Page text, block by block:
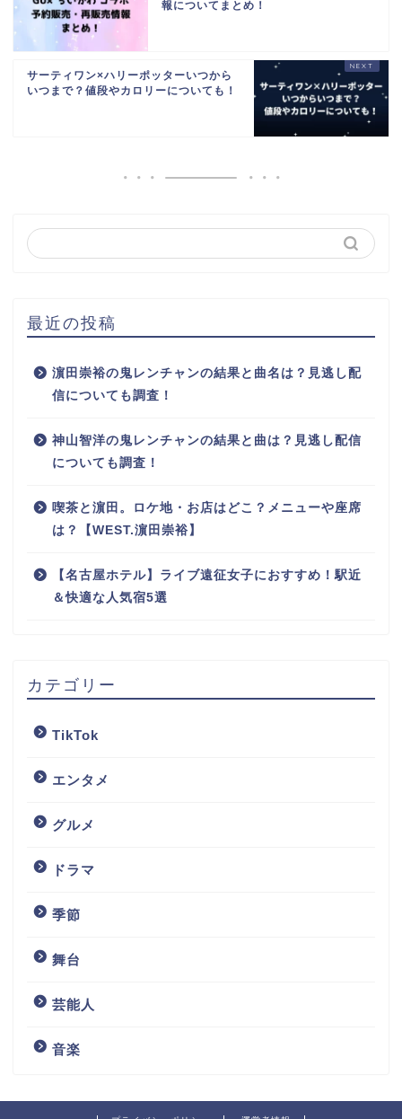
報についてまとめ！
サーティワン×ハリーポッターいつから
いつまで？値段やカロリーについても！
最近の投稿
濵田崇裕の鬼レンチャンの結果と曲名は？見逃し配
信についても調査！
神山智洋の鬼レンチャンの結果と曲は？見逃し配信
についても調査！
喫茶と濵田。ロケ地・お店はどこ？メニューや座席
は？【WEST.濵田崇裕】
【名古屋ホテル】ライブ遠征女子におすすめ！駅近
＆快適な人気宿5選
カテゴリー
TikTok
エンタメ
グルメ
ドラマ
季節
舞台
芸能人
音楽